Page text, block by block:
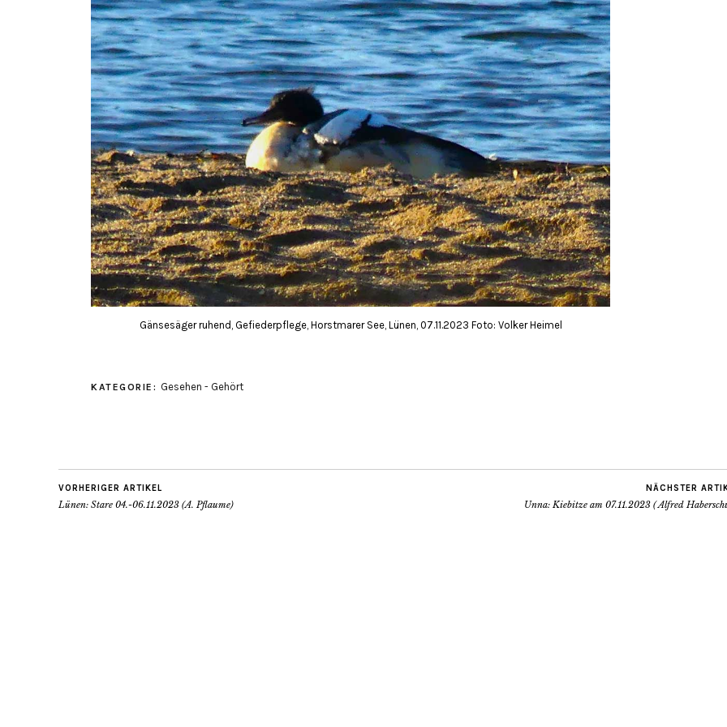
Gänsesäger ruhend, Gefiederpflege, Horstmarer See, Lünen, 07.11.2023 Foto: Volker Heimel
KATEGORIE: Gesehen - Gehört
VORHERIGER ARTIKEL
Lünen: Stare 04.-06.11.2023 (A. Pflaume)
NÄCHSTER
Unna: Kiebitze am 07.11.2023 ( Alfred